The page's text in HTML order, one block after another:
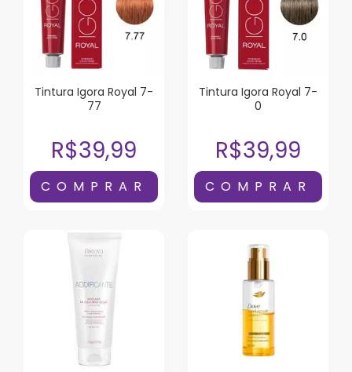
Tintura Igora Royal 7-
77
R$39,99
Tintura Igora Royal 7-
0
R$39,99